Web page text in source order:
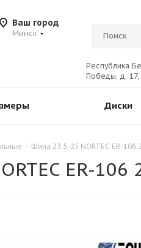
Ваш город
Минск
Республика
Победы, д. 17,
Диски
- Шина 23.5-25 NORTEC ER-106
ER-106